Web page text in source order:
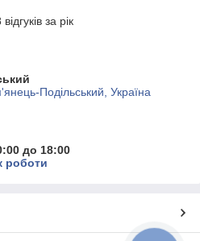
за рік
Подільський, Україна
до 18:00
роботи